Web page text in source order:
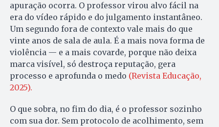
apuração ocorra. O professor virou alvo fácil na
era do vídeo rápido e do julgamento instantâneo.
Um segundo fora de contexto vale mais do que
vinte anos de sala de aula. É a mais nova forma de
violência — e a mais covarde, porque não deixa
marca visível, só destroça reputação, gera
processo e aprofunda o medo (Revista Educação,
2025).
O que sobra, no fim do dia, é o professor sozinho
com sua dor. Sem protocolo de acolhimento, sem